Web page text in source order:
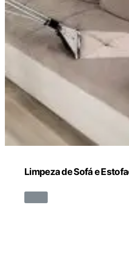
Limpeza de Sofá e